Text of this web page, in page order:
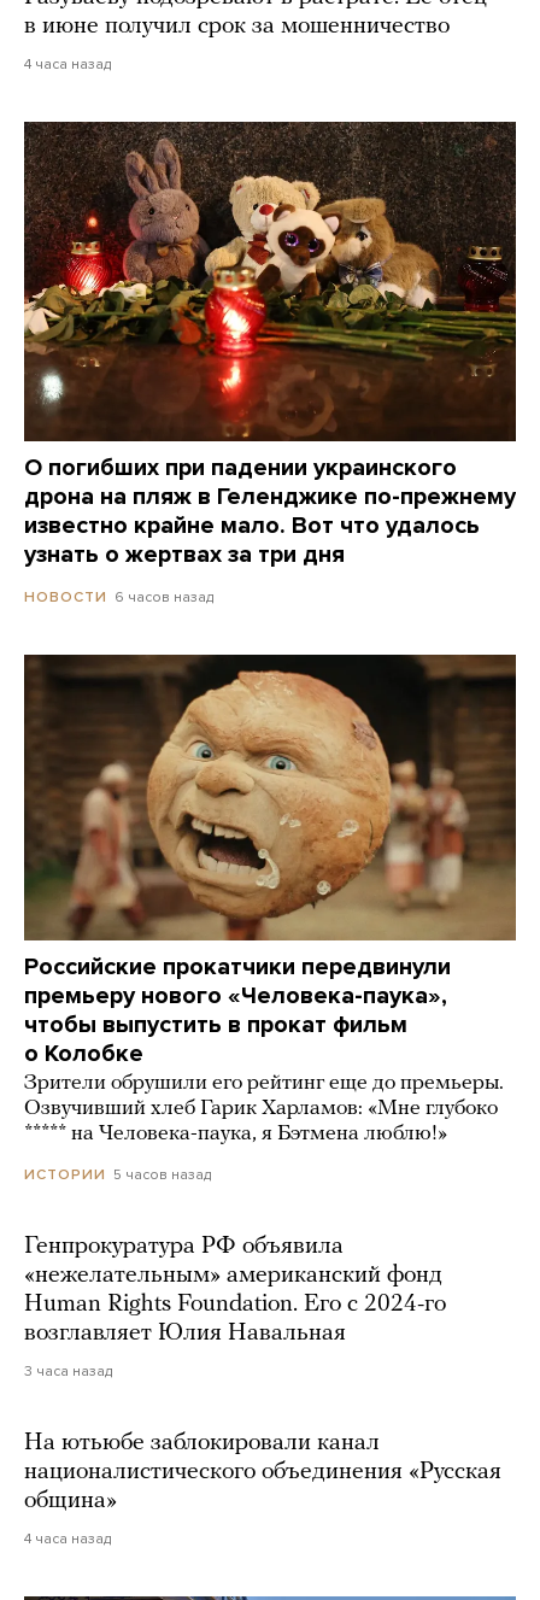
в июне получил срок за мошенничество
4 часа назад
О погибших при падении украинского
дрона на пляж в Геленджике по-прежнему
известно крайне мало. Вот что удалось
узнать о жертвах за три дня
НОВОСТИ 6 часов назад
Российские прокатчики передвинули
премьеру нового «Человека-паука»,
чтобы выпустить в прокат фильм
о Колобке
Зрители обрушили его рейтинг еще до премьеры.
Озвучивший хлеб Гарик Харламов: «Мне глубоко
***** на Человека-паука, я Бэтмена люблю!»
ИСТОРИИ 5 часов назад
Генпрокуратура РФ объявила
«нежелательным» американский фонд
Human Rights Foundation. Его с 2024-го
возглавляет Юлия Навальная
3 часа назад
На ютьюбе заблокировали канал
националистического объединения «Русская
община»
4 часа назад